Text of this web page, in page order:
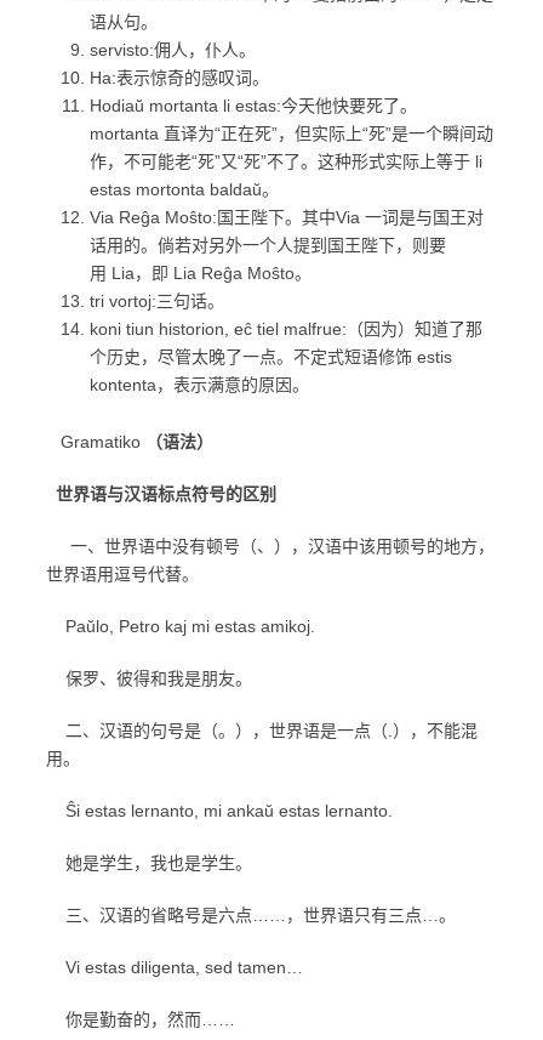
语从句。
servisto:佣人，仆人。
Ha:表示惊奇的感叹词。
Hodiaŭ mortanta li estas:今天他快要死了。
mortanta 直译为“正在死”，但实际上“死”是一个瞬间动
作，不可能老“死”又“死”不了。这种形式实际上等于 li
estas mortonta baldaŭ。
Via Reĝa Moŝto:国王陛下。其中Via 一词是与国王对
话用的。倘若对另外一个人提到国王陛下，则要
用 Lia，即 Lia Reĝa Moŝto。
tri vortoj:三句话。
koni tiun historion, eĉ tiel malfrue:（因为）知道了那
个历史，尽管太晚了一点。不定式短语修饰 estis
kontenta，表示满意的原因。
Gramatiko （语法）
世界语与汉语标点符号的区别
一、世界语中没有顿号（、），汉语中该用顿号的地方，
世界语用逗号代替。
Paŭlo, Petro kaj mi estas amikoj.
保罗、彼得和我是朋友。
二、汉语的句号是（。），世界语是一点（.），不能混
用。
Ŝi estas lernanto, mi ankaŭ estas lernanto.
她是学生，我也是学生。
三、汉语的省略号是六点……，世界语只有三点…。
Vi estas diligenta, sed tamen…
你是勤奋的，然而……